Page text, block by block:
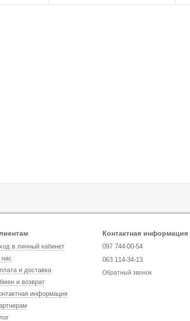
в личный кабинет
и доставка
и возврат
информация
Контактная информация
097 744-00-54
063 114-34-13
Обратный звонок